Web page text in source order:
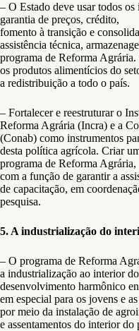
– O Estado deve usar todos
garantia de preços, crédito,
fomento à transição e
assistência técnica,
programa de Reforma
os produtos alimentícios do
a redistribuição a todo o país.
– Fortalecer e reestruturar o
Reforma Agrária (Incra) e a
(Conab) como instrumentos
desta política agrícola. Criar
programa de Reforma Agrária,
com a função de garantir a
de capacitação, em
pesquisa.
5. A industrialização do
– O programa de Reforma
a industrialização ao interior
desenvolvimento harmônico
em especial para os jovens e
por meio da instalação de
e assentamentos do interior do